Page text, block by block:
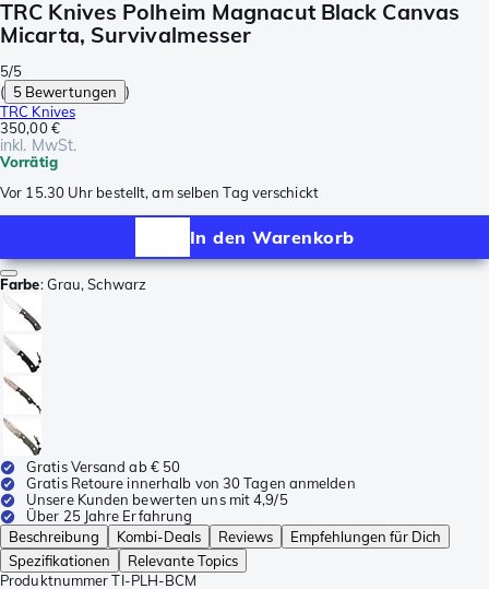
TRC Knives Polheim Magnacut Black Canvas
Micarta, Survivalmesser
5/5
( 5 Bewertungen )
TRC Knives
350,00 €
inkl. MwSt.
Vorrätig
Vor 15.30 Uhr bestellt, am selben Tag verschickt
In den Warenkorb
Farbe:Grau, Schwarz
Gratis Versand ab € 50
Gratis Retoure innerhalb von 30 Tagen anmelden
Unsere Kunden bewerten uns mit 4,9/5
Über 25 Jahre Erfahrung
Beschreibung
Kombi-Deals Reviews
Empfehlungen für Dich
Spezifikationen
Relevante Topics
Produktnummer TI-PLH-BCM